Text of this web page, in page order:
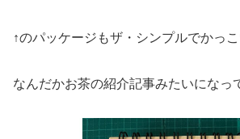
↑のパッケージもザ・シンプルでかっこ
なんだかお茶の紹介記事みたいになっ